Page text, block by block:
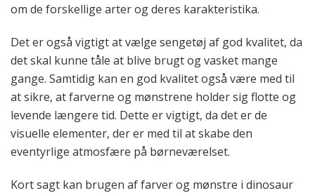
om de forskellige arter og deres karakteristika.
Det er også vigtigt at vælge sengetøj af god kvalitet, da
det skal kunne tåle at blive brugt og vasket mange
gange. Samtidig kan en god kvalitet også være med til
at sikre, at farverne og mønstrene holder sig flotte og
levende længere tid. Dette er vigtigt, da det er de
visuelle elementer, der er med til at skabe den
eventyrlige atmosfære på børneværelset.
Kort sagt kan brugen af farver og mønstre i dinosaur